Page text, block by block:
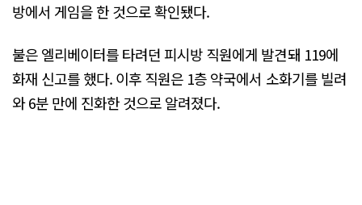
방에서 게임을 한 것으로 확인됐다.
불은 엘리베이터를 타려던 피시방 직원에게 발견돼 119에
화재 신고를 했다. 이후 직원은 1층 약국에서 소화기를 빌려
와 6분 만에 진화한 것으로 알려졌다.